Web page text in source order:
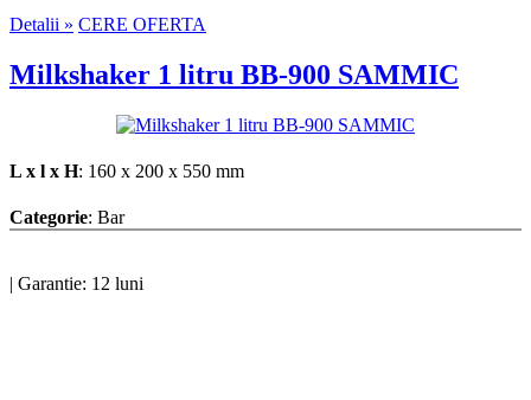
Detalii » CERE OFERTA
Milkshaker 1 litru BB-900 SAMMIC
L x l x H: 160 x 200 x 550 mm
Categorie: Bar
| Garantie: 12 luni